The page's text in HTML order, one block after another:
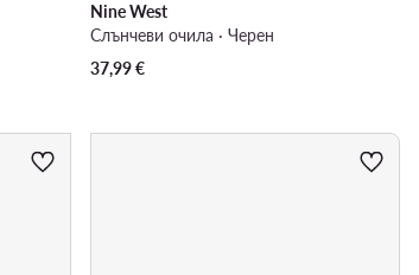
Nine West
Слънчеви очила · Черен
37,99€